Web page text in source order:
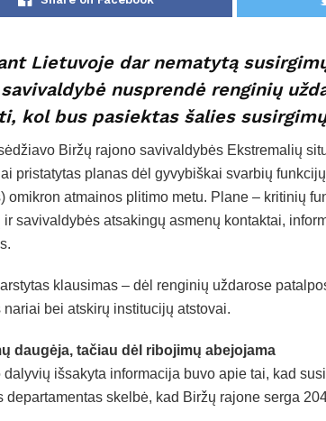
Lietuvoje dar nematytą
nusprendė renginių
kol bus pasiektas šalies
Biržų rajono savivaldybės Ekstremalių
pristatytas planas dėl gyvybiškai svarbių
omikron atmainos plitimo metu. Plane – kritinių
ir savivaldybės atsakingų asmenų kontaktai,
klausimas – dėl renginių uždarose
nariai bei atskirų institucijų atstovai.
daugėja, tačiau dėl ribojimų abejojama
dalyvių išsakyta informacija buvo apie tai, kad
departamentas skelbė, kad Biržų rajone serga